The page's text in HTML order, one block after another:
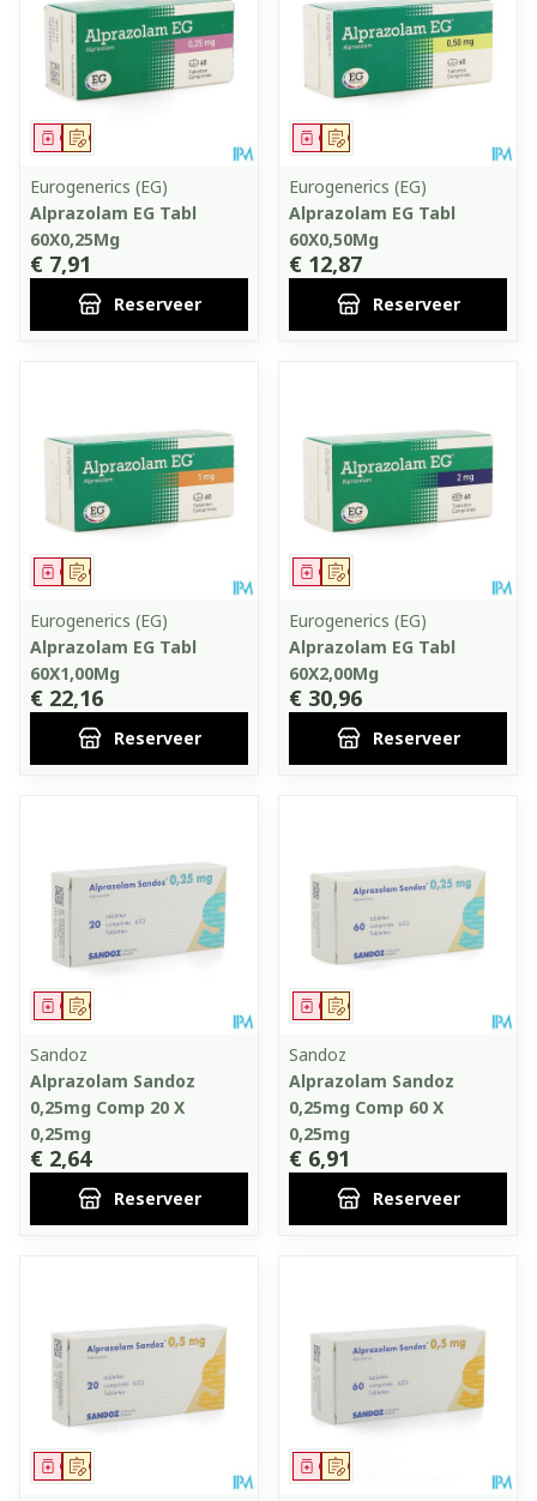
Op voorschrift
Geneesmiddel
Eurogenerics (EG)
Alprazolam EG Tabl
60X0,25Mg
€ 7,91
Reserveer
Op voorschrift
Geneesmiddel
Eurogenerics (EG)
Alprazolam EG Tabl
60X0,50Mg
€ 12,87
Reserveer
Op voorschrift
Geneesmiddel
Eurogenerics (EG)
Alprazolam EG Tabl
60X1,00Mg
€ 22,16
Reserveer
Op voorschrift
Geneesmiddel
Eurogenerics (EG)
Alprazolam EG Tabl
60X2,00Mg
€ 30,96
Reserveer
Op voorschrift
Geneesmiddel
Sandoz
Alprazolam Sandoz
0,25mg Comp 20 X
0,25mg
€ 2,64
Reserveer
Op voorschrift
Geneesmiddel
Sandoz
Alprazolam Sandoz
0,25mg Comp 60 X
0,25mg
€ 6,91
Reserveer
Op voorschrift
Geneesmiddel Op voorschrift
Geneesmiddel